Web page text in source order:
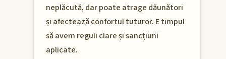
neplăcută, dar poate atrage dăunători
și afectează confortul tuturor. E timpul
să avem reguli clare și sancțiuni
aplicate.